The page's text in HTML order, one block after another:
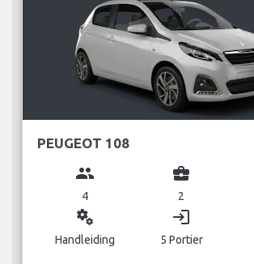
PEUGEOT 108
group
4
business_center
2
miscellaneous_services
Handleiding
login
5 Portier